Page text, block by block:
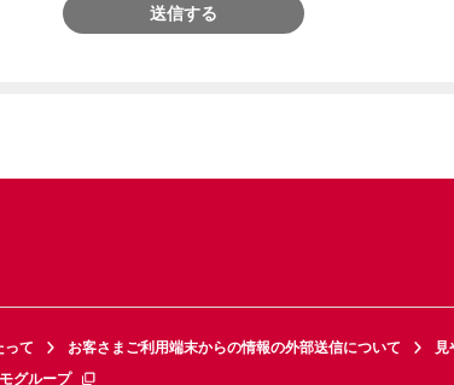
送信する
って お客さまご利用端末からの情報の外部送信について
見
グループ